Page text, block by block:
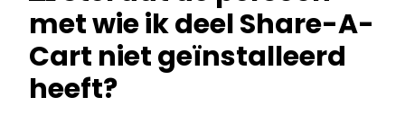
met wie ik deel Share-A-
Cart niet geïnstalleerd
heeft?